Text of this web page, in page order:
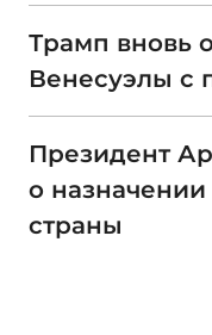
Трамп вновь
Венесуэлы с
Президент
о
страны